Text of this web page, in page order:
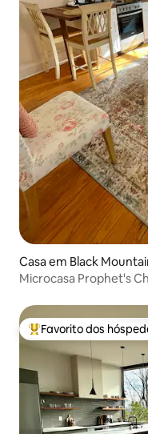
Casa em Black
Microcasa Prophet's
Favoritos dos
Favorito dos